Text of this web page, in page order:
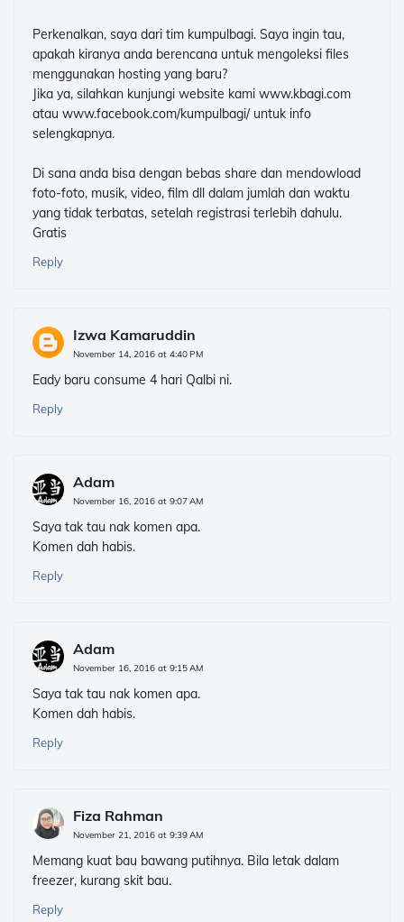
Perkenalkan, saya dari tim kumpulbagi. Saya ingin tau,
apakah kiranya anda berencana untuk mengoleksi files
menggunakan hosting yang baru?
Jika ya, silahkan kunjungi website kami www.kbagi.com
atau www.facebook.com/kumpulbagi/ untuk info
selengkapnya.
Di sana anda bisa dengan bebas share dan mendowload
foto-foto, musik, video, film dll dalam jumlah dan waktu
yang tidak terbatas, setelah registrasi terlebih dahulu.
Gratis
Reply
Izwa Kamaruddin
November 14, 2016 at 4:40 PM
Eady baru consume 4 hari Qalbi ni.
Reply
Adam
November 16, 2016 at 9:07 AM
Saya tak tau nak komen apa.
Komen dah habis.
Reply
Adam
November 16, 2016 at 9:15 AM
Saya tak tau nak komen apa.
Komen dah habis.
Reply
Fiza Rahman
November 21, 2016 at 9:39 AM
Memang kuat bau bawang putihnya. Bila letak dalam
freezer, kurang skit bau.
Reply